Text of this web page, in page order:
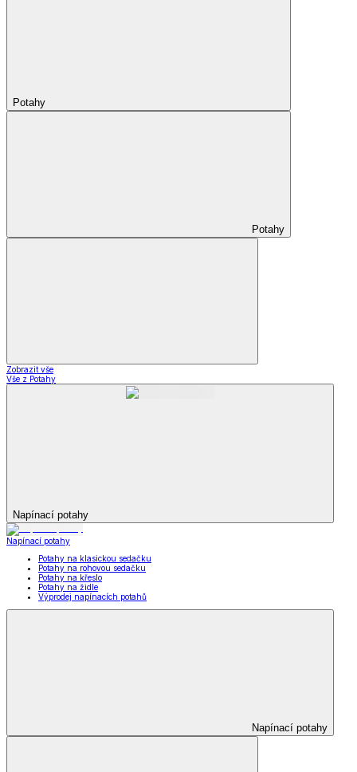
Potahy
Potahy
Zobrazit vše
Vše z Potahy
Napínací potahy
Napínací potahy
Potahy na klasickou sedačku
Potahy na rohovou sedačku
Potahy na křeslo
Potahy na židle
Výprodej napínacích potahů
Napínací potahy